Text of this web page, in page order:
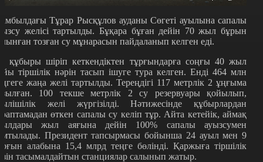
Тұрар Рысқұлов ауданы Сөгеті ауылына сапалы
желісі тартылды. Бұқара бұған дейін 70 жыл бұрын
тозған су мұнарасын пайдаланып келген еді.
құбыры шіріп кеткендіктен тұрғындарға соңғы 40 жыл
тіршілік нәрін тасып ішуге тура келген. Енді 464 млн
жаңа желі тартылды. Тереңдігі 117 метрлік 2 ұңғыма
100 текше метрлік 2 су резервуары қойылып,
желі жүргізілді. Нәтижесінде құбырлардан
өткен сапалы су келіп тұр. Айта кетейік, аймақ
жыл аяғына дейін 100% сапалы ауызсумен
Президент тапсырмасы бойынша 24 ауыл мен 9
алабына 15,4 млрд теңге бөлінді. Қаржыға тіршілік
тасымалдайтын станциялар салынып жатыр.